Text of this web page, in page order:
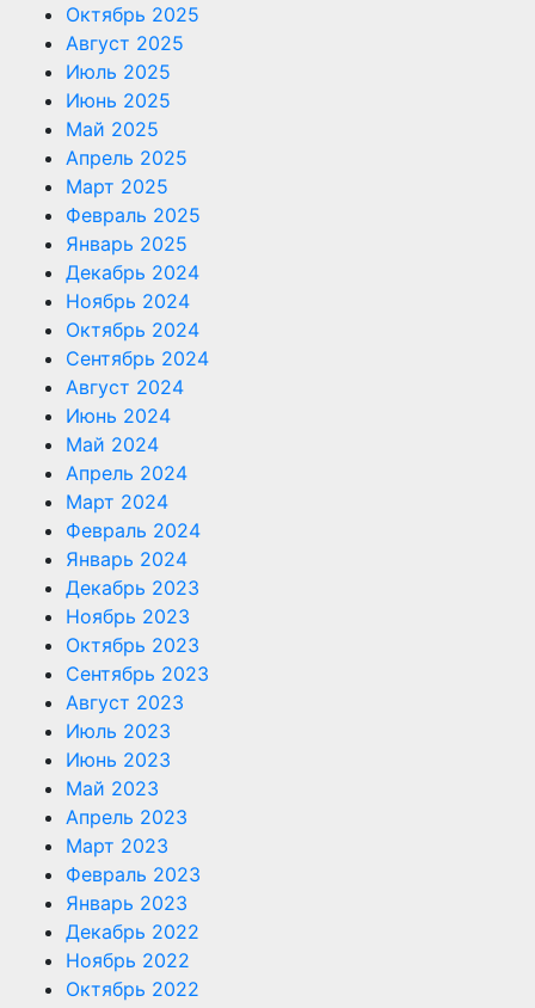
Октябрь 2025
Август 2025
Июль 2025
Июнь 2025
Май 2025
Апрель 2025
Март 2025
Февраль 2025
Январь 2025
Декабрь 2024
Ноябрь 2024
Октябрь 2024
Сентябрь 2024
Август 2024
Июнь 2024
Май 2024
Апрель 2024
Март 2024
Февраль 2024
Январь 2024
Декабрь 2023
Ноябрь 2023
Октябрь 2023
Сентябрь 2023
Август 2023
Июль 2023
Июнь 2023
Май 2023
Апрель 2023
Март 2023
Февраль 2023
Январь 2023
Декабрь 2022
Ноябрь 2022
Октябрь 2022